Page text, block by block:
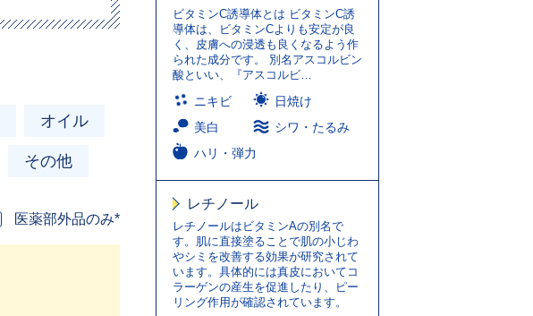
オイル
その他
医薬部外品のみ*
ビタミンC誘導体とは ビタミンC誘
導体は、ビタミンCよりも安定が良
く、皮膚への浸透も良くなるよう作
られた成分です。 別名アスコルビン
酸といい、『アスコルビ…
ニキビ
日焼け
美白
シワ・たるみ
ハリ・弾力
レチノール
レチノールはビタミンAの別名で
す。肌に直接塗ることで肌の小じわ
やシミを改善する効果が研究されて
います。具体的には真皮においてコ
ラーゲンの産生を促進したり、ピー
リング作用が確認されています。